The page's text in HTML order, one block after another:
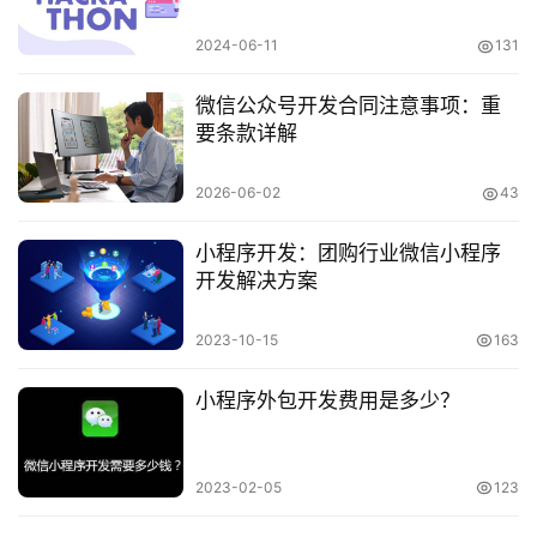
2024-06-11 131
微信公众号开发合同注意事项：重
要条款详解
2026-06-02 43
小程序开发：团购行业微信小程序
开发解决方案
2023-10-15 163
小程序外包开发费用是多少？
2023-02-05 123